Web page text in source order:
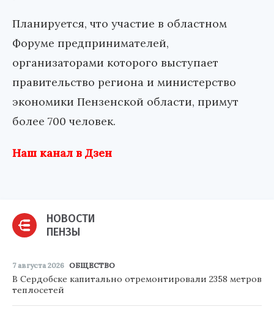
Планируется, что участие в областном
Форуме предпринимателей,
организаторами которого выступает
правительство региона и министерство
экономики Пензенской области, примут
более 700 человек.
Наш канал в Дзен
НОВОСТИ
ПЕНЗЫ
7 августа 2026 ОБЩЕСТВО
В Сердобске капитально отремонтировали 2358 метров
теплосетей